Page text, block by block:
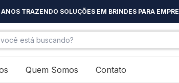
ANOS TRAZENDO SOLUÇÕES EM BRINDES PARA
Quem Somos Contato